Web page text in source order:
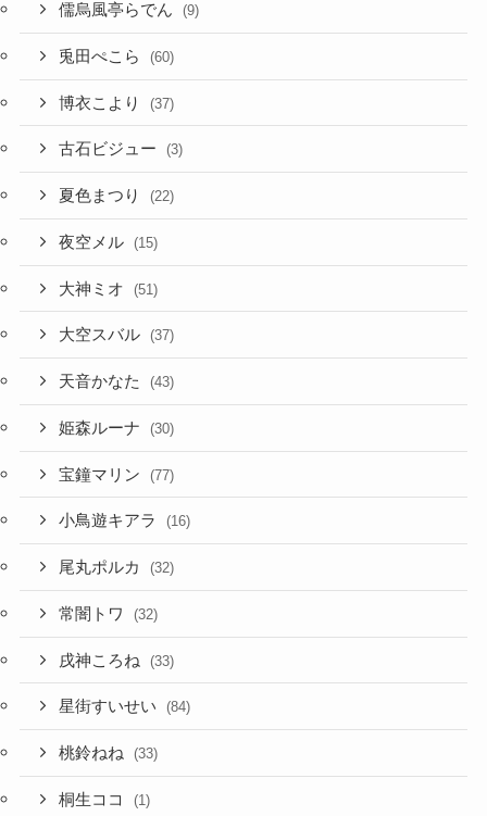
儒烏風亭らでん (9)
兎田ぺこら (60)
博衣こより (37)
古石ビジュー (3)
夏色まつり (22)
夜空メル (15)
大神ミオ (51)
大空スバル (37)
天音かなた (43)
姫森ルーナ (30)
宝鐘マリン (77)
小鳥遊キアラ (16)
尾丸ポルカ (32)
常闇トワ (32)
戌神ころね (33)
星街すいせい (84)
桃鈴ねね (33)
桐生ココ (1)